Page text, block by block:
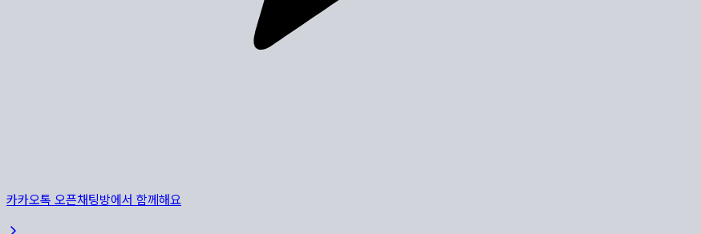
카카오톡 오픈채팅방에서 함께해요